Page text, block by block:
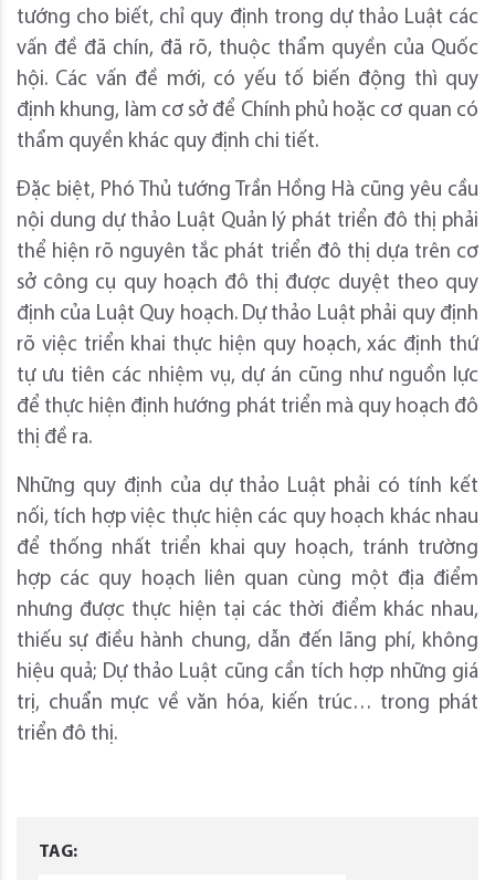
tướng cho biết, chỉ quy định trong dự thảo Luật các
vấn đề đã chín, đã rõ, thuộc thẩm quyền của Quốc
hội. Các vấn đề mới, có yếu tố biến động thì quy
định khung, làm cơ sở để Chính phủ hoặc cơ quan có
thẩm quyền khác quy định chi tiết.
Đặc biệt, Phó Thủ tướng Trần Hồng Hà cũng yêu cầu
nội dung dự thảo Luật Quản lý phát triển đô thị phải
thể hiện rõ nguyên tắc phát triển đô thị dựa trên cơ
sở công cụ quy hoạch đô thị được duyệt theo quy
định của Luật Quy hoạch. Dự thảo Luật phải quy định
rõ việc triển khai thực hiện quy hoạch, xác định thứ
tự ưu tiên các nhiệm vụ, dự án cũng như nguồn lực
để thực hiện định hướng phát triển mà quy hoạch đô
thị đề ra.
Những quy định của dự thảo Luật phải có tính kết
nối, tích hợp việc thực hiện các quy hoạch khác nhau
để thống nhất triển khai quy hoạch, tránh trường
hợp các quy hoạch liên quan cùng một địa điểm
nhưng được thực hiện tại các thời điểm khác nhau,
thiếu sự điều hành chung, dẫn đến lãng phí, không
hiệu quả; Dự thảo Luật cũng cần tích hợp những giá
trị, chuẩn mực về văn hóa, kiến trúc… trong phát
triển đô thị.
TAG: